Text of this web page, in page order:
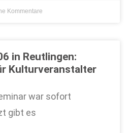
Kommentare
in Reutlingen:
Kulturveranstalter
war sofort
gibt es